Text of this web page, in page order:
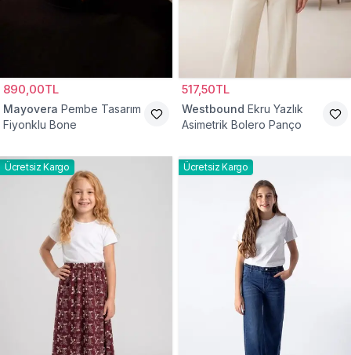
890,00TL
Mayovera Pembe Tasarım
Fiyonklu Bone
517,50TL
Westbound Ekru Yazlık
Asimetrik Bolero Panço
Ücretsiz Kargo Ücretsiz Kargo